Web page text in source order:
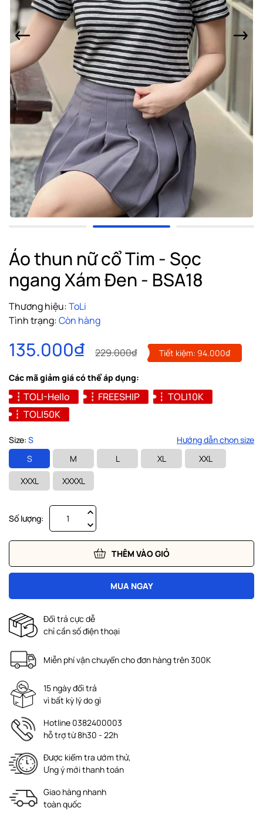
Áo thun nữ cổ Tim - Sọc
ngang Xám Đen - BSA18
Thương hiệu:ToLi
Tình trạng:Còn hàng
135.000₫ 229.000₫ Tiết kiệm: 94.000₫
Các mã giảm giá có thể áp dụng:
TOLI-Hello FREESHIP
TOLI10K
TOLI50K
Size: S
Hướng dẫn chọn size
S
M L XL
XXL
XXXL
XXXXL
Số lượng:
THÊM VÀO GIỎ
MUA NGAY
Đổi trả cực dễ
chỉ cần số điện thoại
Miễn phí vận chuyển cho đơn hàng trên 300K
15 ngày đổi trả
vì bất kỳ lý do gì
Hotline 0382400003
hỗ trợ từ 8h30 - 22h
Được kiểm tra ướm thử,
Ưng ý mới thanh toán
Giao hàng nhanh
toàn quốc